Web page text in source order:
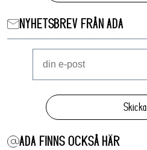
NYHETSBREV FRÅN ADA
Skicka
ADA FINNS OCKSÅ HÄR